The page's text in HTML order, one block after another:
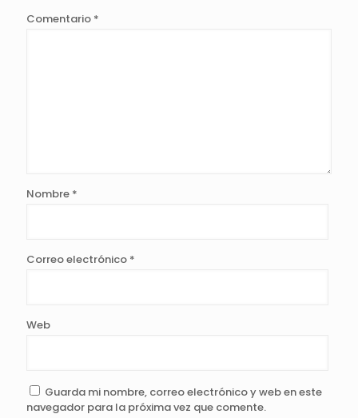
Comentario *
Nombre *
Correo electrónico *
Web
Guarda mi nombre, correo electrónico y web en este
navegador para la próxima vez que comente.